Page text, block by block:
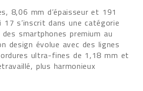
8,06 mm d’épaisseur et 191
17 s’inscrit dans une catégorie
smartphones premium au
design évolue avec des lignes
ultra-fines de 1,18 mm et
plus harmonieux